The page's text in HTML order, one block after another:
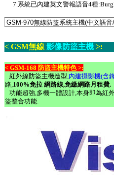
7.系統已內建英文警報語音4種
< GSM無線 影像防盜主機 >:
< GSM-168 防盜主機特色 >:
紅外線防盜主機造型,內建攝影機(含
路,100%免拉 網路線,免繳網路月租費.
功能超強,多機一體設計,本身即為紅
盜整合功能.